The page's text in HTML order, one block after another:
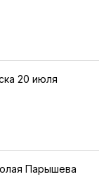
20 июля
Парышева